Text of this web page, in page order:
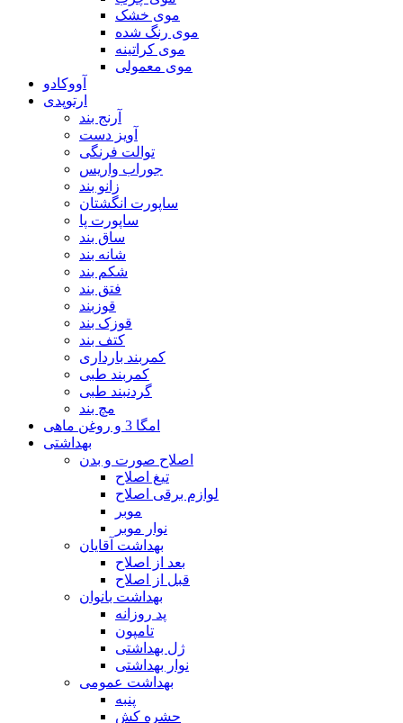
موی خشک
موی رنگ شده
موی کراتینه
موی معمولی
آووکادو
ارتوپدی
آرنج بند
آویز دست
توالت فرنگی
جوراب واریس
زانو بند
ساپورت انگشتان
ساپورت پا
ساق بند
شانه بند
شکم بند
فتق بند
قوزبند
قوزک بند
کتف بند
کمربند بارداری
کمربند طبی
گردنبند طبی
مچ بند
امگا 3 و روغن ماهی
بهداشتی
اصلاح صورت و بدن
تیغ اصلاح
لوازم برقی اصلاح
موبر
نوار موبر
بهداشت آقایان
بعد از اصلاح
قبل از اصلاح
بهداشت بانوان
پد روزانه
تامپون
ژل بهداشتی
نوار بهداشتی
بهداشت عمومی
پنبه
حشره کش